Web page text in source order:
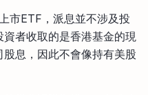
市ETF，派息並不涉及投
者收取的是香港基金的現
息，因此不會像持有美股